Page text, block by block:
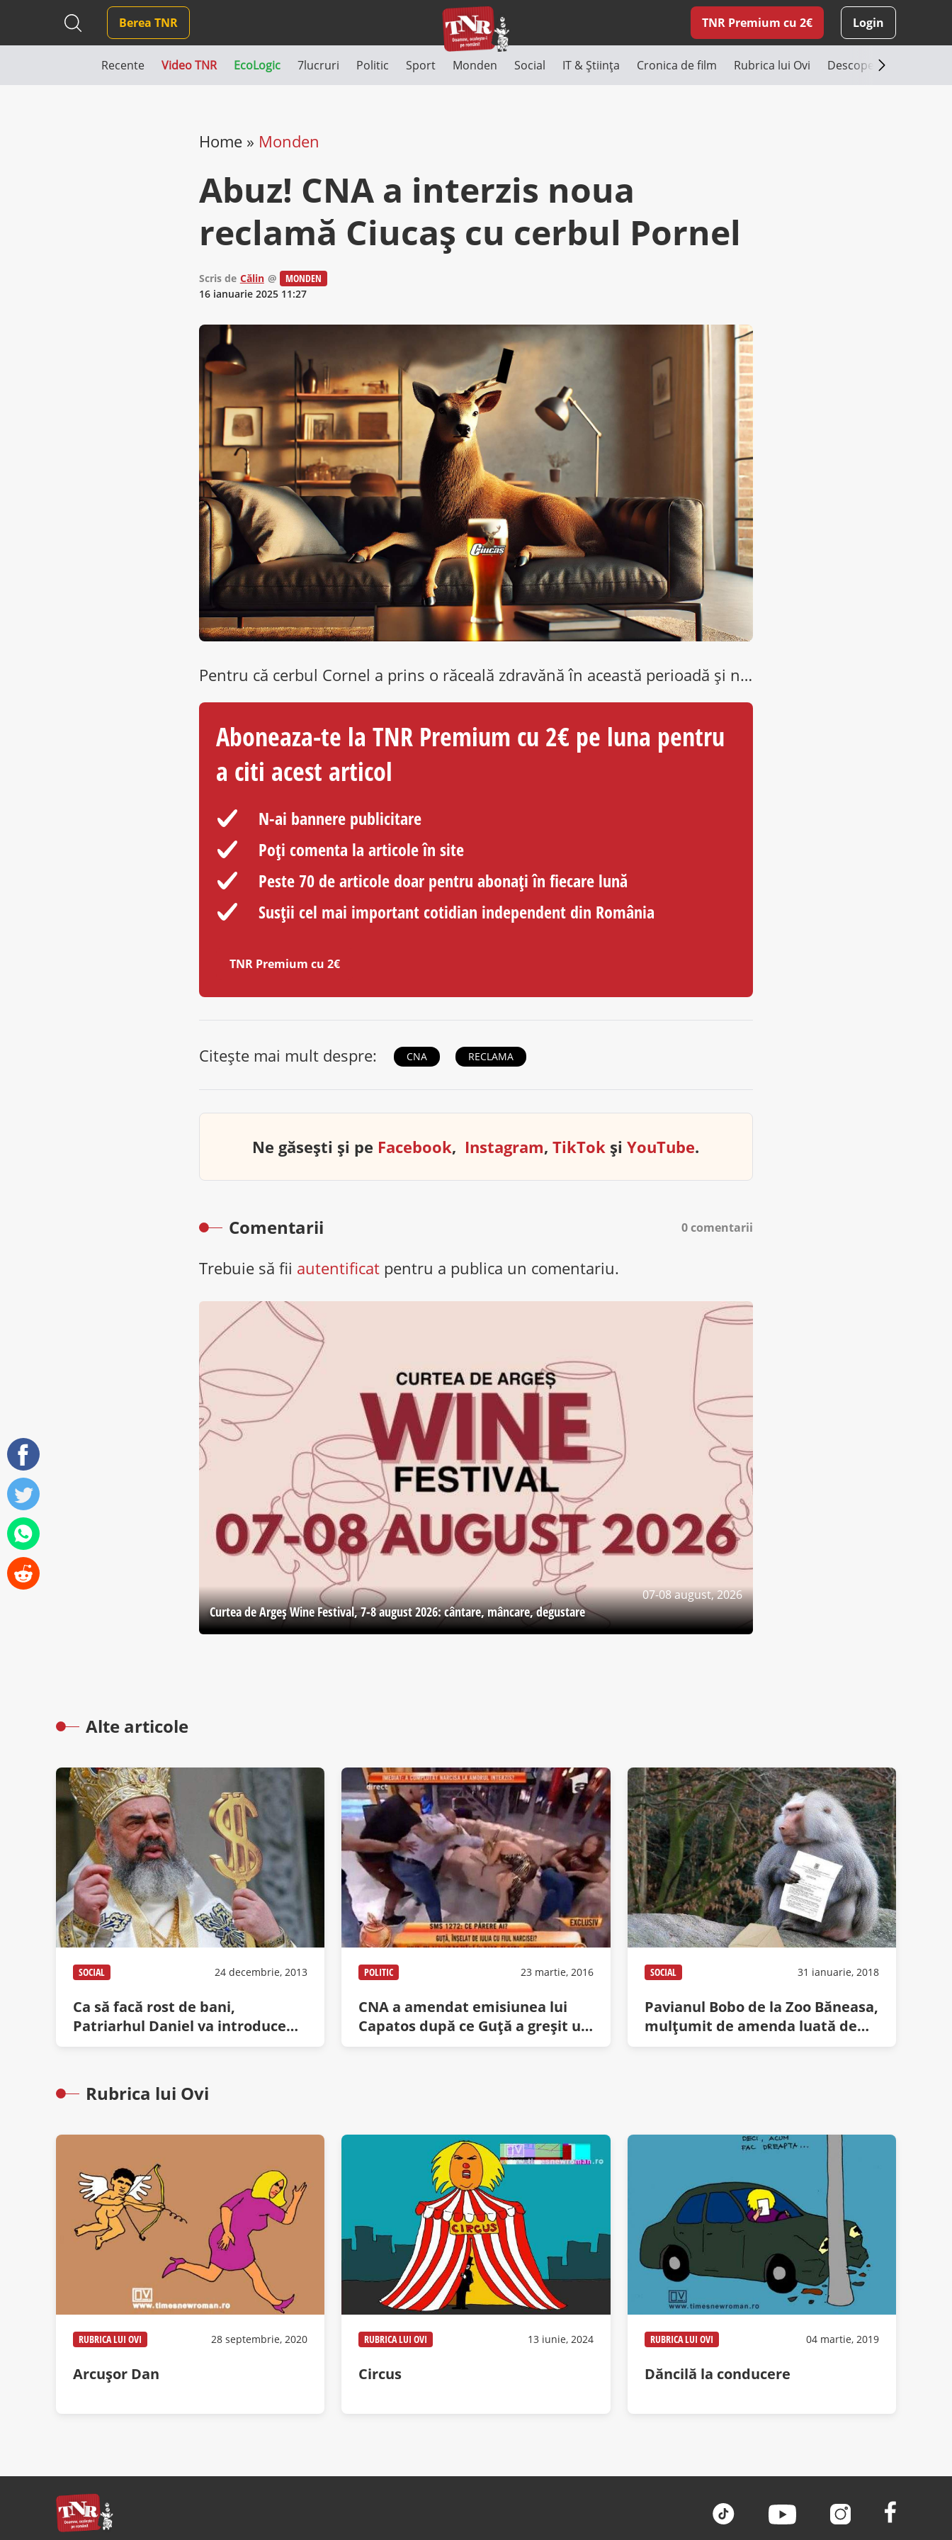
Berea TNR TNR Premium cu 2€ Login
Recente Video TNR EcoLogic 7lucruri Politic Sport Monden Social IT & Știința Cronica de film Rubrica lui Ovi Descoperă România
Home» Monden
Abuz! CNA a interzis noua
reclamă Ciucaş cu cerbul Pornel
Scris de Călin @
MONDEN
16 ianuarie 2025 11:27
Pentru că cerbul Cornel a prins o răceală zdravănă în această perioadă și nu mai poate filma reclame, cei de…
Aboneaza-te la TNR Premium cu 2€ pe luna pentru
a citi acest articol
N-ai bannere publicitare
Poți comenta la articole în site
Peste 70 de articole doar pentru abonați în fiecare lună
Susții cel mai important cotidian independent din România
TNR Premium cu 2€
Citește mai mult despre: CNA RECLAMA
Ne găsești și pe Facebook, Instagram,TikTok șiYouTube.
Comentarii 0 comentarii
Trebuie să fii autentificatpentru a publica un comentariu.
07-08 august, 2026
Curtea de Argeş Wine Festival, 7-8 august 2026: cântare, mâncare, degustare
Alte articole
SOCIAL 24 decembrie, 2013
Ca să facă rost de bani,
Patriarhul Daniel va introduce
reclame în timpul Pastoralei de
POLITIC 23 martie, 2016
CNA a amendat emisiunea lui
Capatos după ce Guţă a greşit un
plural în timp ce-şi bătea amanta
SOCIAL 31 ianuarie, 2018
Pavianul Bobo de la Zoo Băneasa,
mulțumit de amenda luată de
CTP: „Viorica Dăncilă e mă-ta”
Rubrica lui Ovi
RUBRICA LUI OVI 28 septembrie, 2020
Arcușor Dan
RUBRICA LUI OVI 13 iunie, 2024
Circus
RUBRICA LUI OVI 04 martie, 2019
Dăncilă la conducere